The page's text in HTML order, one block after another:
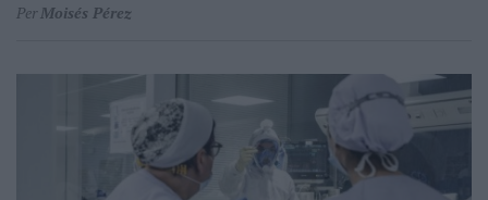
PerMoisés Pérez